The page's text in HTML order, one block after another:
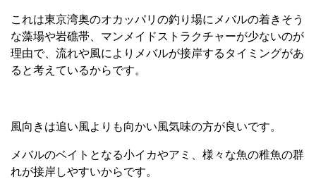
これは東京湾奥のオカッパリの釣り場にメバルの着きそう
な藻場や岩礁帯、マンメイドストラクチャーが少ないのが
理由で、流れや風によりメバルが接岸するタイミングがあ
ると考えているからです。
風向きは追い風よりも向かい風気味の方が良いです。
メバルのベイトとなる小イカやアミ、様々な魚の稚魚の群
れが接岸しやすいからです。